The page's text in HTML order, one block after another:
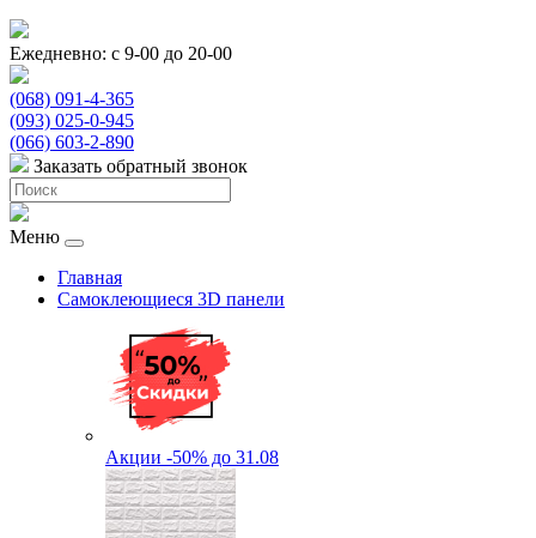
Ежедневно: с 9-00 до 20-00
(068) 091-4-365
(093) 025-0-945
(066) 603-2-890
Заказать обратный звонок
Меню
Главная
Самоклеющиеся 3D панели
Акции -50% до 31.08